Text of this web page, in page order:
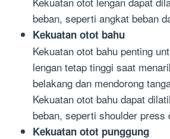
beban, seperti angkat beban
Kekuatan otot bahu
Kekuatan otot bahu penting
lengan tetap tinggi saat
belakang dan mendorong
Kekuatan otot bahu dapat
beban, seperti shoulder press
Kekuatan otot punggung